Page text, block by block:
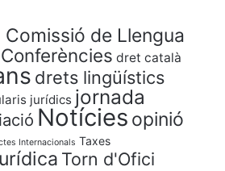
de Llengua
Conferències dret català
drets lingüístics
jurídics jornada
Notícies opinió
Internacionals Taxes
Torn d'Ofici